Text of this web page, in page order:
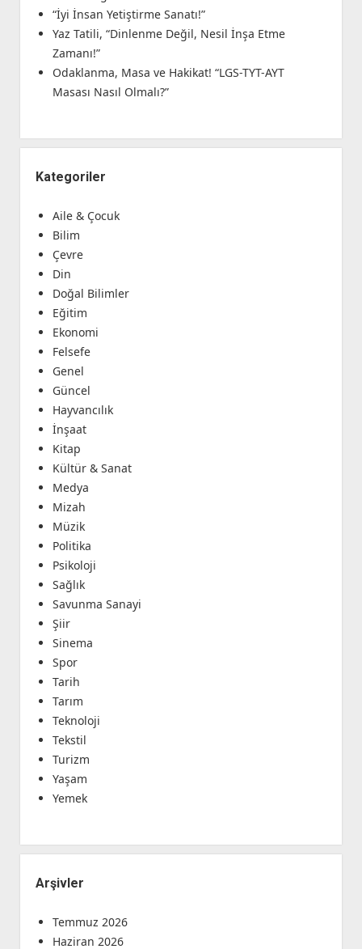
“İyi İnsan Yetiştirme Sanatı!”
Yaz Tatili, “Dinlenme Değil, Nesil İnşa Etme
Zamanı!”
Odaklanma, Masa ve Hakikat! “LGS-TYT-AYT
Masası Nasıl Olmalı?”
Kategoriler
Aile & Çocuk
Bilim
Çevre
Din
Doğal Bilimler
Eğitim
Ekonomi
Felsefe
Genel
Güncel
Hayvancılık
İnşaat
Kitap
Kültür & Sanat
Medya
Mizah
Müzik
Politika
Psikoloji
Sağlık
Savunma Sanayi
Şiir
Sinema
Spor
Tarih
Tarım
Teknoloji
Tekstil
Turizm
Yaşam
Yemek
Arşivler
Temmuz 2026
Haziran 2026